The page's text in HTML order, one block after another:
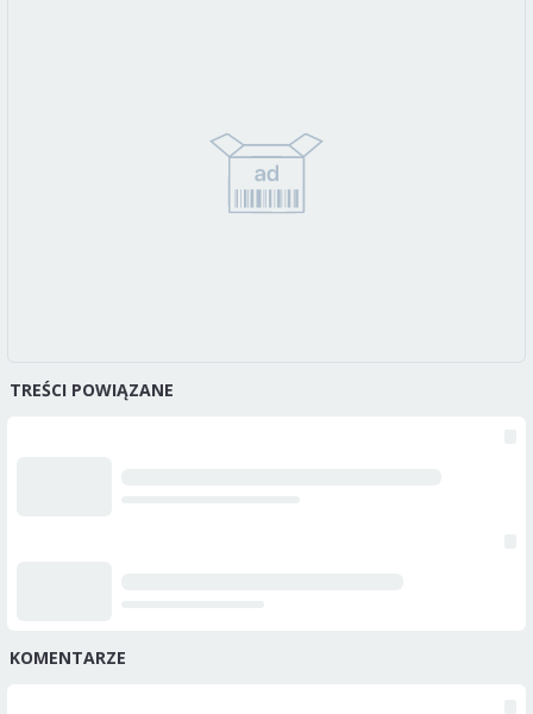
TREŚCI POWIĄZANE
KOMENTARZE